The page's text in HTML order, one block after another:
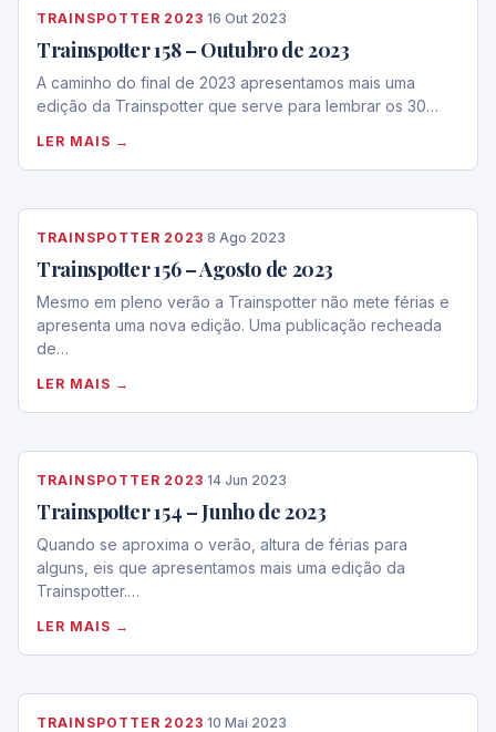
TRAINSPOTTER 2023·16 Out 2023
Trainspotter 158 – Outubro de 2023
A caminho do final de 2023 apresentamos mais uma
edição da Trainspotter que serve para lembrar os 30…
LER MAIS →
TRAINSPOTTER 2023·8 Ago 2023
Trainspotter 156 – Agosto de 2023
Mesmo em pleno verão a Trainspotter não mete férias e
apresenta uma nova edição. Uma publicação recheada
de…
LER MAIS →
TRAINSPOTTER 2023·14 Jun 2023
Trainspotter 154 – Junho de 2023
Quando se aproxima o verão, altura de férias para
alguns, eis que apresentamos mais uma edição da
Trainspotter.…
LER MAIS →
TRAINSPOTTER 2023·10 Mai 2023